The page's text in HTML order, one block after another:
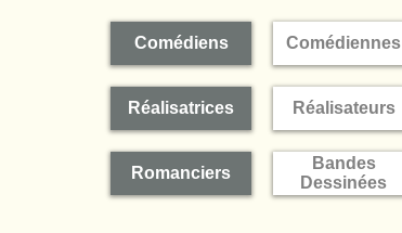
Comédiens Comédiennes
Réalisatrices Réalisateurs
Romanciers
Bandes
Dessinées